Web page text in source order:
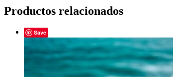
Productos relacionados
Save